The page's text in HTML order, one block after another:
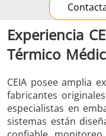
Experiencia
Térmico
CEIA posee amplia
fabricantes
especialistas en
sistemas están